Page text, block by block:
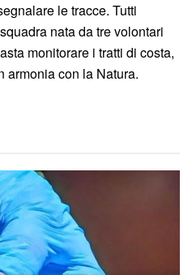
le tracce. Tutti
nata da tre volontari
monitorare i tratti di costa,
armonia con la Natura.